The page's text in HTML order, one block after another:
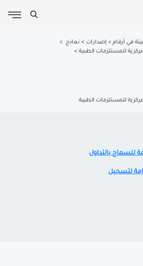
في أرقام إصدارات
نماذج
للمستلزمات الطبية
للمستلزمات الطبية
للسماح بالتداول
لتسجيل